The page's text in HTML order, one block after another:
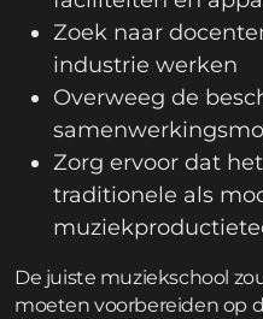
Zoek naar
industrie werken
Overweeg de
Zorg ervoor dat
traditionele als
De juiste muziekschool
moeten voorbereiden op